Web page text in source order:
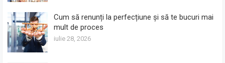
Cum să renunți la perfecțiune și să te bucuri mai
mult de proces
iulie 28, 2026